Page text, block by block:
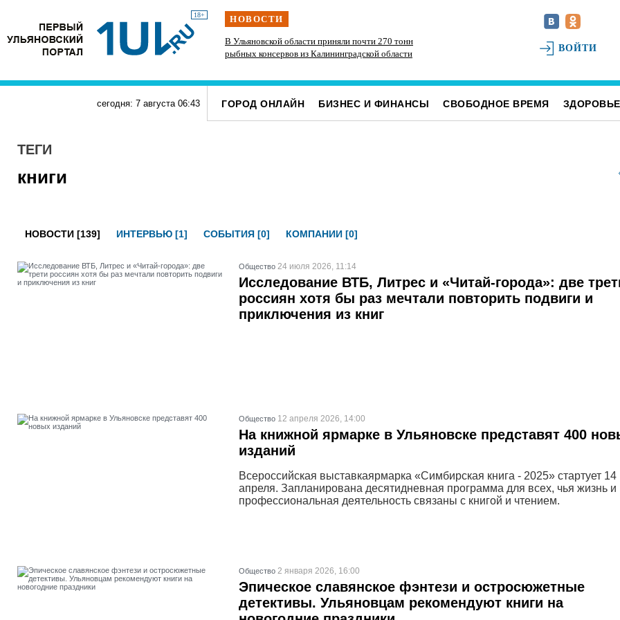
18+ НОВОСТИ
Мать двоих детей из Ульяновска наделала
долгов на полмиллиона рублей за услуги ЖКХ и
В Ульяновской области приняли почти 270 тонн
рыбных консервов из Калининградской области
В заброшенных садах в Железнодорожном
районе Ульяновска заблудился пенсионер
ВОЙТИ
сегодня: 7 августа 06:43 ГОРОД ОНЛАЙН БИЗНЕС И ФИНАНСЫ СВОБОДНОЕ ВРЕМЯ ЗДОРОВЬЕ
ТЕГИ
книги
НОВОСТИ [139] ИНТЕРВЬЮ [1] СОБЫТИЯ [0] КОМПАНИИ [0]
Общество 24 июля 2026, 11:14
Исследование ВТБ, Литрес и «Читай-города»: две
россиян хотя бы раз мечтали повторить подвиги и
приключения из книг
Общество 12 апреля 2026, 14:00
На книжной ярмарке в Ульяновске представят 400
изданий
Всероссийская выставкаярмарка «Симбирская книга - 2025» стартует 14
апреля. Запланирована десятидневная программа для всех, чья жизнь и
профессиональная деятельность связаны с книгой и чтением.
Общество 2 января 2026, 16:00
Эпическое славянское фэнтези и остросюжетные
детективы. Ульяновцам рекомендуют книги на